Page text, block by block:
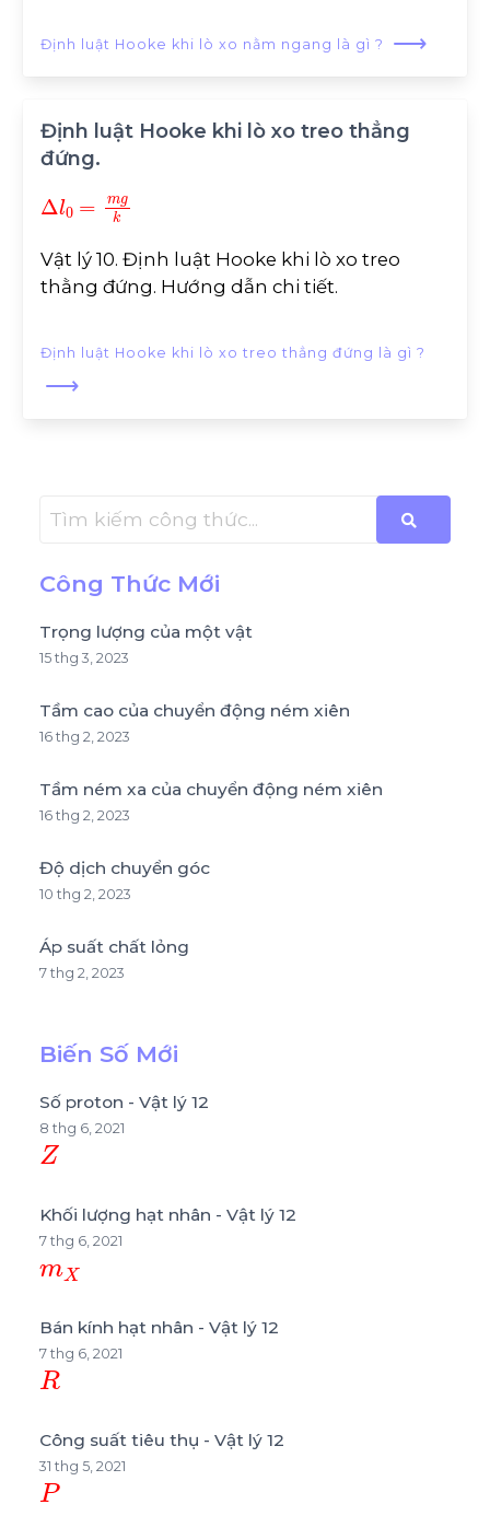
Định luật Hooke khi lò xo nằm ngang là gì ? ⟶
Định luật Hooke khi lò xo treo thẳng
đứng.
∆ 0 mgk
Vật lý 10. Định luật Hooke khi lò xo treo
thằng đứng. Hướng dẫn chi tiết.
Định luật Hooke khi lò xo treo thẳng đứng là gì ?
⟶
Công Thức Mới
Trọng lượng của một vật
15 thg 3, 2023
Tầm cao của chuyển động ném xiên
16 thg 2, 2023
Tầm ném xa của chuyển động ném xiên
16 thg 2, 2023
Độ dịch chuyển góc
10 thg 2, 2023
Áp suất chất lỏng
7 thg 2, 2023
Biến Số Mới
Số proton - Vật lý 12
8 thg 6, 2021
Z
Khối lượng hạt nhân - Vật lý 12
7 thg 6, 2021
mX
Bán kính hạt nhân - Vật lý 12
7 thg 6, 2021
R
Công suất tiêu thụ - Vật lý 12
31 thg 5, 2021
P